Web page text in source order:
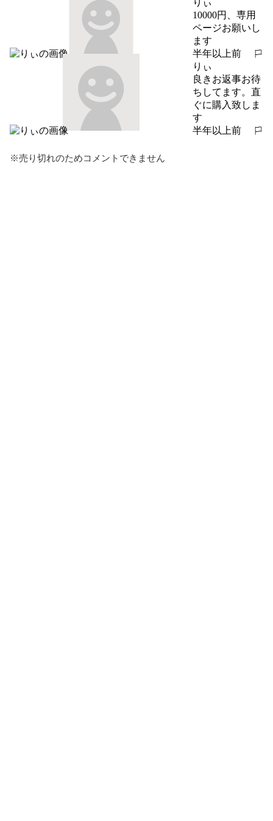
10000円、専用
ページお願いし
ます
半年以上前
報告する
りぃ
良きお返事お待
ちしてます。直
ぐに購入致しま
す
半年以上前
報告する
※売り切れのためコメントできません